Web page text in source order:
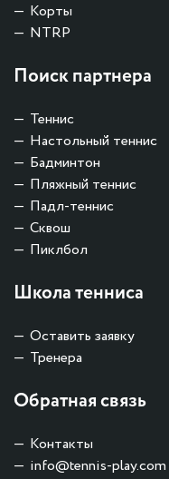
Корты
NTRP
Поиск партнера
Теннис
Настольный теннис
Бадминтон
Пляжный теннис
Падл-теннис
Сквош
Пиклбол
Школа тенниса
Оставить заявку
Тренера
Обратная связь
Контакты
info@tennis-play.com